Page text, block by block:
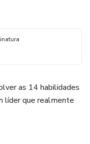
as 14 habilidades
líder que realmente